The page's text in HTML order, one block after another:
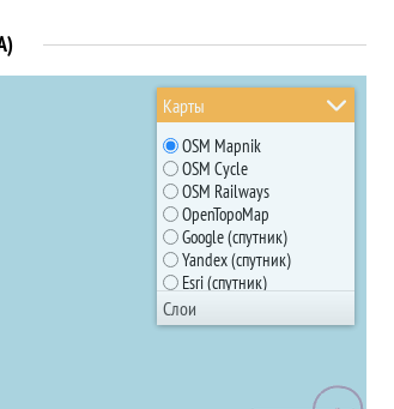
Карты
OSM Mapnik
OSM Cycle
OSM Railways
OpenTopoMap
Google (спутник)
Yandex (спутник)
Esri (спутник)
Google (карта)
Yandex (карта)
Слои
Планируемый трек